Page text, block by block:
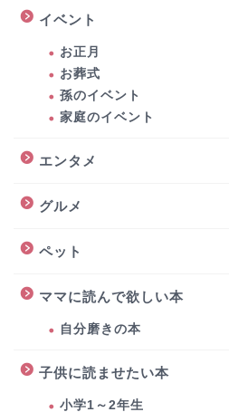
イベント
お正月
お葬式
孫のイベント
家庭のイベント
エンタメ
グルメ
ペット
ママに読んで欲しい本
自分磨きの本
子供に読ませたい本
小学1～2年生